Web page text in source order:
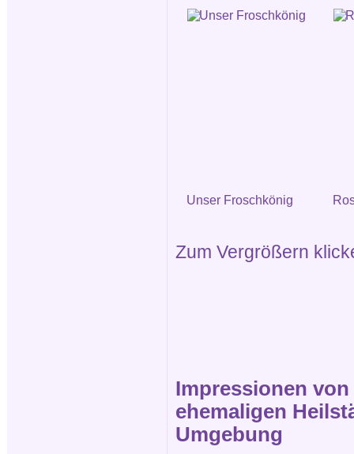
Unser Froschkönig
Zum Vergrößern
Impressionen
ehemaligen
Umgebung